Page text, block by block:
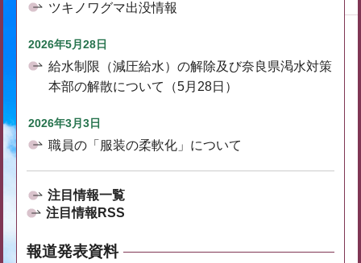
ツキノワグマ出没情報
2026年5月28日
給水制限（減圧給水）の解除及び奈良県渇水対策
本部の解散について（5月28日）
2026年3月3日
職員の「服装の柔軟化」について
注目情報一覧
注目情報RSS
報道発表資料